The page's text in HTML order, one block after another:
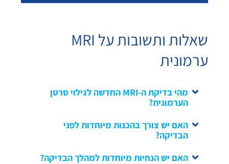
שאלות ותשובות על MRI
ערמונית
מהי בדיקת ה-MRI החדשה לגילוי סרטן
הערמונית?
האם יש צורך בהכנות מיוחדות לפני
הבדיקה?
האם יש הנחיות מיוחדות למהלך הבדיקה?